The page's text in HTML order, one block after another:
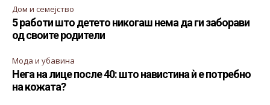
Дом и семејство
5 работи што детето никогаш нема да ги заборави
од своите родители
Мода и убавина
Нега на лице после 40: што навистина ѝ е потребно
на кожата?